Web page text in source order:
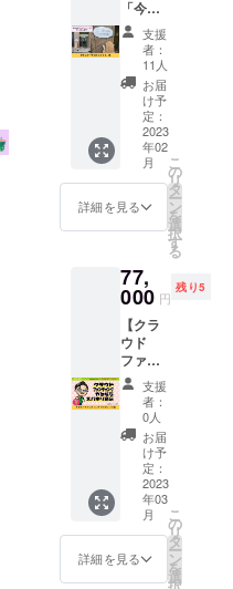
ミン、
キャラ
ウェイ
シー
ド、
ショウ
ガ粉
末、ヒ
ング ・
内容
量：30
ｇ ・保
存方
温多
湿、直
射日光
を避け
て保存
してく
ださい
ルミ、
ローカ
カオ粉
末、き
な粉
（遺伝
子組み
換えで
末、モ
リンガ
ツボク
サ粉
末、ム
ラサキ
芋粉
末、マ
キベ
リー粉
末、ゴ
ジベ
リー、
パンプ
キン
シー
ド、
レーズ
ン、ド
ライい
耳）、
うつ伏
せで背
面全
部、仰
向けで
デコル
テ・
首・肩
のオイ
※詳細は
メール
しま
す。 ※
現地ま
での交
通費は
各自ご
負担く
ださ
い。 ※
アーユ
ヴェー
ダはイ
ンドの
り、日
本では
地よい
オイル
ケアを
体験し
てみて
くださ
い。 ■
詳細 ・
施術
日：
にて調
整 ・時
・場
所：商
売農場
・内
容：
ヘッド
スパ
（頭・
耳）、
アーユ
ヴェー
ダ式ア
イケ
ア、目
のオイ
ルケ
響など
様々な
原因が
あるの
です。
5,000年
以上前
から伝
わって
きた不
変の人
間構造
に、人
間とは
生きる
とは何
か、幸
せとは
何か、
あなた
がどう
生きる
のが幸
せなの
か、探
してみ
か？ ■
詳細 ・
リンク
QRをス
ポン
サーと
して掲
載いた
しま
す。 ※
ニック
ネーム
での掲
載も可
るお名
前と
URLは
メール
にてお
伺いい
たしま
す。 ※
掲載期
間は
オープ
ン予定
の2023
年2月～
2024年
1月まで
の1年間
「今日
のひと
こと」
権】 カ
ラダい
たわり
堂キッ
チンが
入る
「商売
農場」
前にい
る羊さ
んの
のひと
こと」
を考え
られる
権で
す。 今
日のひ
とこと
は羊さ
んとと
もに写
真を
撮って
Twitter
に掲載
いたし
ます。
支援
者：
11人
お届
け予
定：
2023
年02
月
詳細を見る
こ
の
リ
タ
ー
ン
を
選
択
す
る
77,
000 円
残り5
【クラ
ウド
ファン
ディン
グ プロ
デュー
ス権】
スバキ
リ商店
のクラ
ウド
ファン
ディン
グのプ
ロ
支援
者：
0人
お届
け予
定：
2023
年03
月
詳細を見る
こ
の
リ
タ
ー
ン
を
選
択